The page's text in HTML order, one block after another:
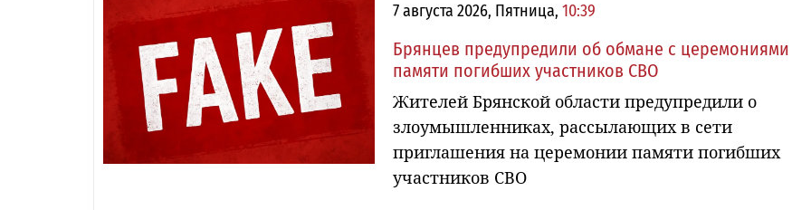
7 августа 2026, Пятница, 10:39
Брянцев предупредили об обмане с церемониями
памяти погибших участников СВО
Жителей Брянской области предупредили о
злоумышленниках, рассылающих в сети
приглашения на церемонии памяти погибших
участников СВО